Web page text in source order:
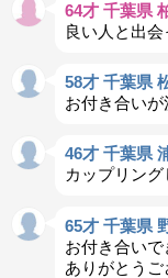
64才 千葉県
良い人と出
58才 千葉県
お付き合いが
46才 千葉県
カップリン
65才 千葉県
お付き合いで
ありがとうご